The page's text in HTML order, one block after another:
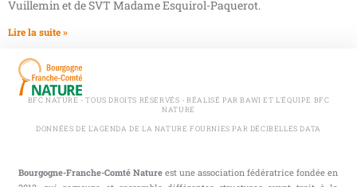
Vuillemin et de SVT Madame Esquirol-Paquerot.
Lire la suite »
BFC NATURE - TOUS DROITS RÉSERVÉS - RÉALISÉ PAR BAWI ET L'ÉQUIPE BFC
NATURE
DONNÉES DE L'AGENDA DE LA NATURE FOURNIES PAR DÉCIBELLES DATA
Bourgogne-Franche-Comté Nature est une association fédératrice fondée en